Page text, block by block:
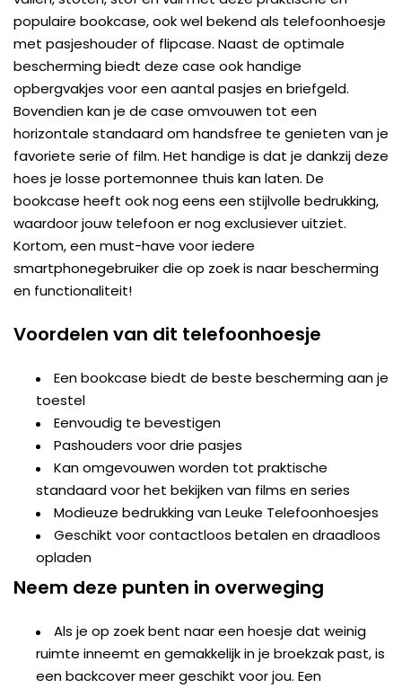
populaire bookcase, ook wel bekend als telefoonhoesje
met pasjeshouder of flipcase. Naast de optimale
bescherming biedt deze case ook handige
opbergvakjes voor een aantal pasjes en briefgeld.
Bovendien kan je de case omvouwen tot een
horizontale standaard om handsfree te genieten van je
favoriete serie of film. Het handige is dat je dankzij deze
hoes je losse portemonnee thuis kan laten. De
bookcase heeft ook nog eens een stijlvolle bedrukking,
waardoor jouw telefoon er nog exclusiever uitziet.
Kortom, een must-have voor iedere
smartphonegebruiker die op zoek is naar bescherming
en functionaliteit!
Voordelen van dit telefoonhoesje
Een bookcase biedt de beste bescherming aan je
toestel
Eenvoudig te bevestigen
Pashouders voor drie pasjes
Kan omgevouwen worden tot praktische
standaard voor het bekijken van films en series
Modieuze bedrukking van Leuke Telefoonhoesjes
Geschikt voor contactloos betalen en draadloos
opladen
Neem deze punten in overweging
Als je op zoek bent naar een hoesje dat weinig
ruimte inneemt en gemakkelijk in je broekzak past, is
een backcover meer geschikt voor jou. Een